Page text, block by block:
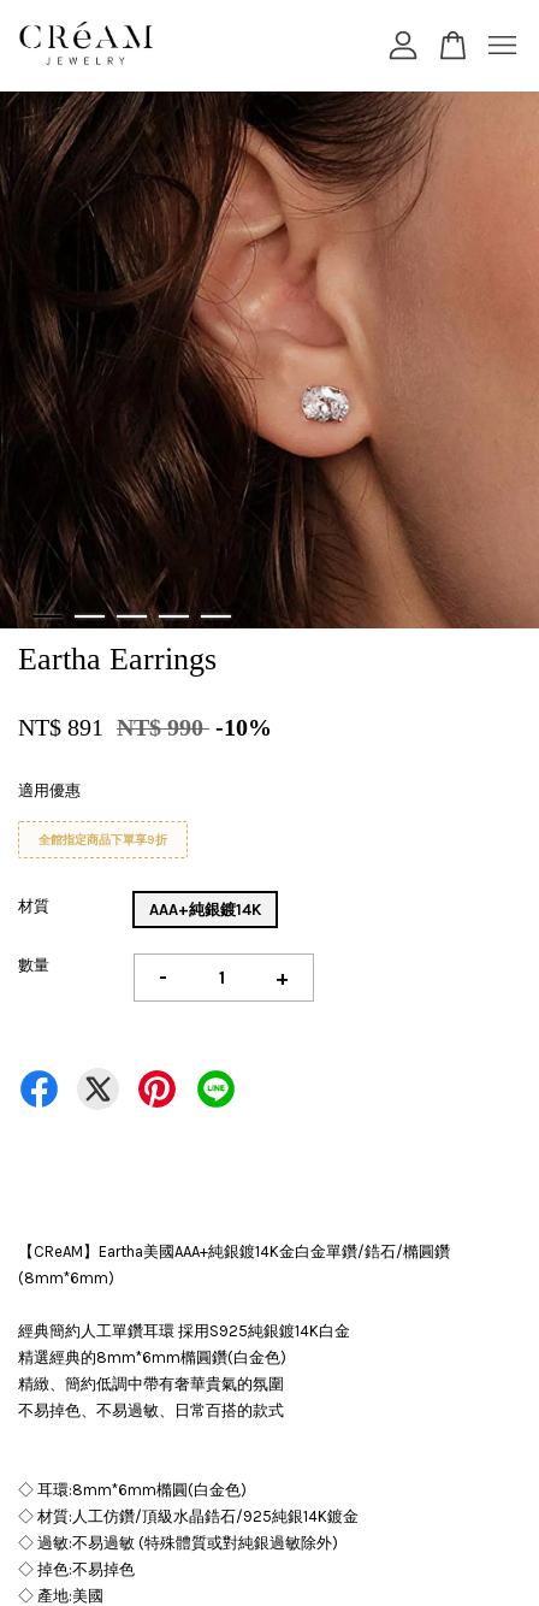
Eartha Earrings
NT$ 891 NT$ 990 -10%
適用優惠
全館指定商品下單享9折
材質 AAA+純銀鍍14K
數量 - +
【CReAM】Eartha美國AAA+純銀鍍14K金白金單鑽/鋯石/橢圓鑽
(8mm*6mm)
經典簡約人工單鑽耳環 採用S925純銀鍍14K白金
精選經典的8mm*6mm橢圓鑽(白金色)
精緻、簡約低調中帶有奢華貴氣的氛圍
不易掉色、不易過敏、日常百搭的款式
◇ 耳環:8mm*6mm橢圓(白金色)
◇ 材質:人工仿鑽/頂級水晶鋯石/925純銀14K鍍金
◇ 過敏:不易過敏 (特殊體質或對純銀過敏除外)
◇ 掉色:不易掉色
◇ 產地:美國
您的購物車目前還是空的。
繼續購物